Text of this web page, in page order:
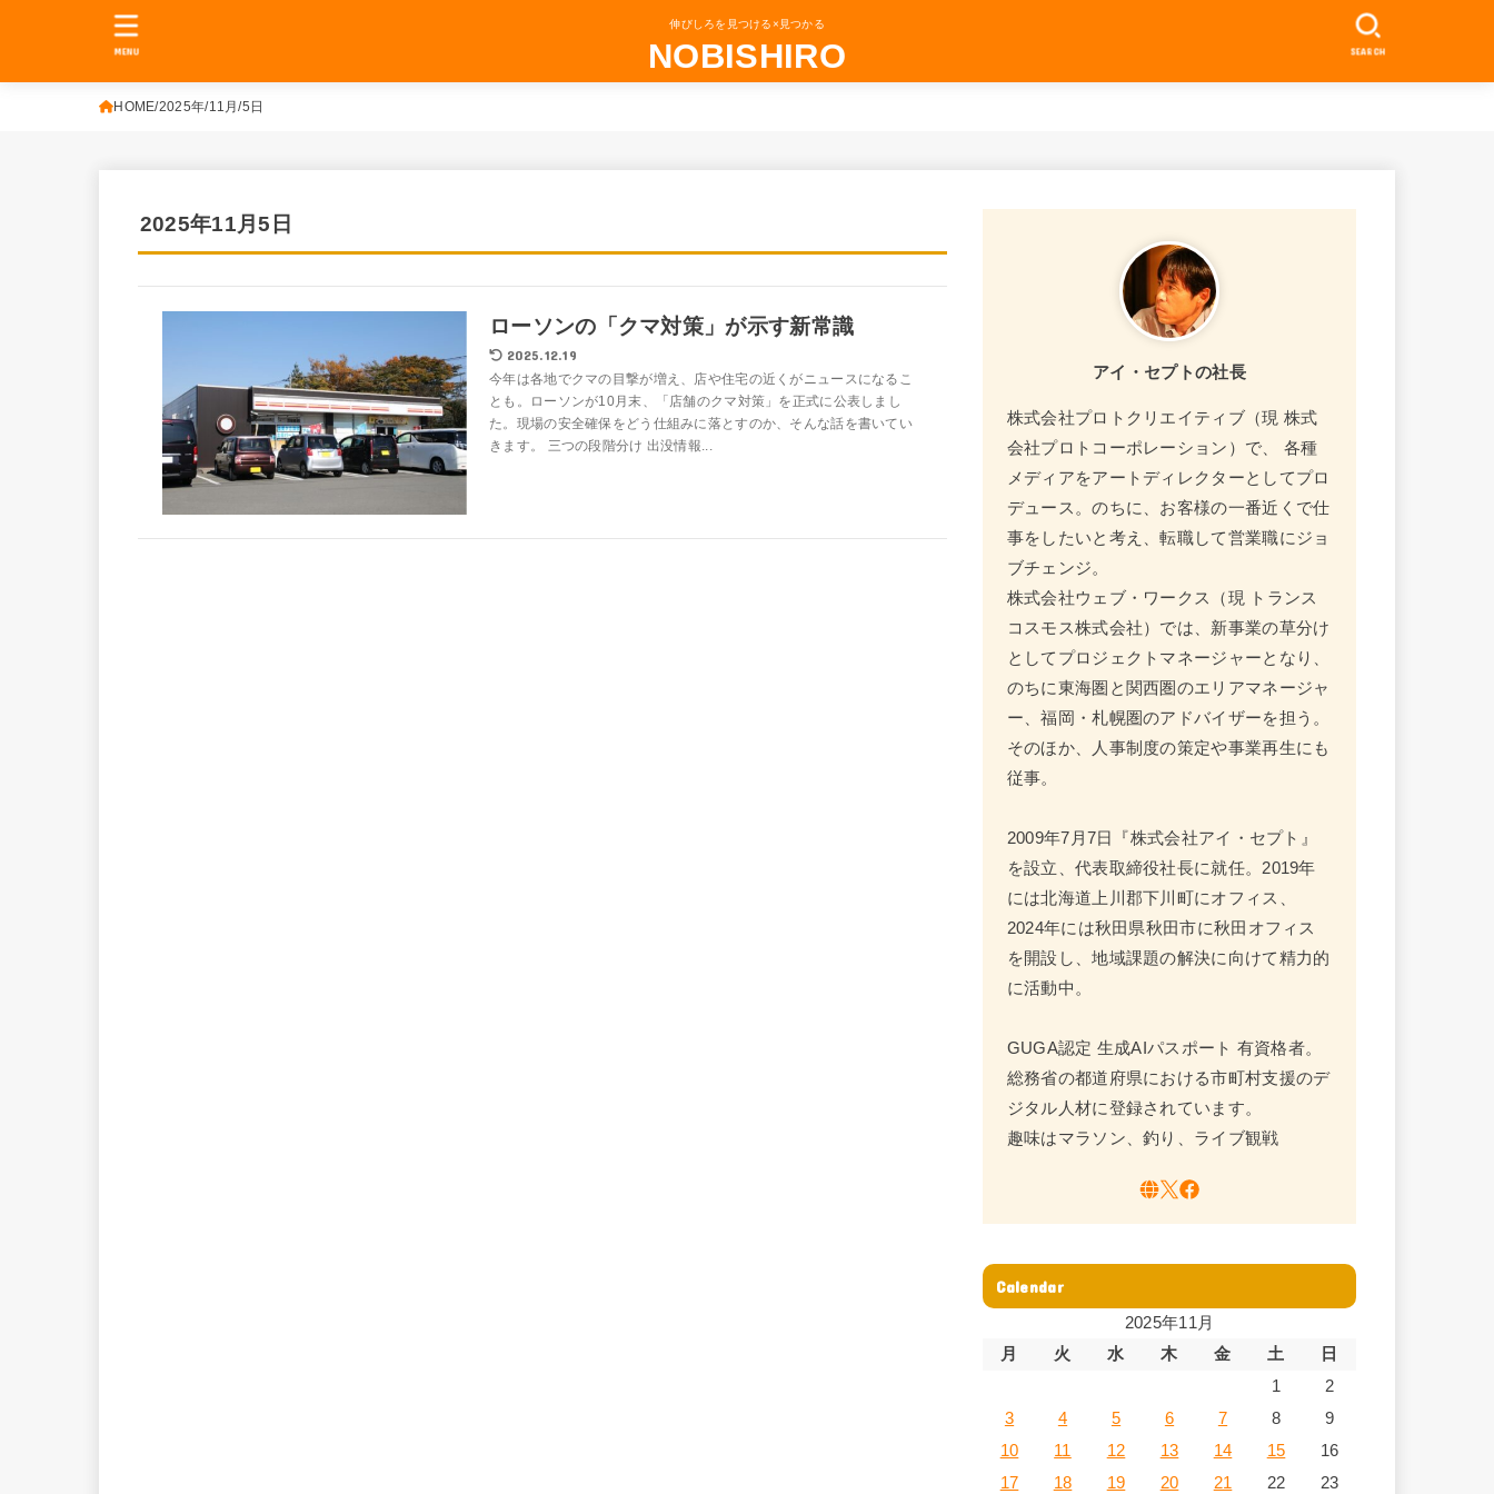
伸びしろを見つける×見つかる
NOBISHIRO SEARCH
MENU
HOME 2025年 11月 5日
2025年11月5日
ローソンの「クマ対策」が示す新常識
2025.12.19
今年は各地でクマの目撃が増え、店や住宅の近くがニュースになるこ
とも。ローソンが10月末、「店舗のクマ対策」を正式に公表しまし
た。現場の安全確保をどう仕組みに落とすのか、そんな話を書いてい
きます。 三つの段階分け 出没情報...
アイ・セプトの社長
株式会社プロトクリエイティブ（現 株式
会社プロトコーポレーション）で、 各種
メディアをアートディレクターとしてプロ
デュース。のちに、お客様の一番近くで仕
事をしたいと考え、転職して営業職にジョ
ブチェンジ。
株式会社ウェブ・ワークス（現 トランス
コスモス株式会社）では、新事業の草分け
としてプロジェクトマネージャーとなり、
のちに東海圏と関西圏のエリアマネージャ
ー、福岡・札幌圏のアドバイザーを担う。
そのほか、人事制度の策定や事業再生にも
従事。
2009年7月7日『株式会社アイ・セプト』
を設立、代表取締役社長に就任。2019年
には北海道上川郡下川町にオフィス、
2024年には秋田県秋田市に秋田オフィス
を開設し、地域課題の解決に向けて精力的
に活動中。
GUGA認定 生成AIパスポート 有資格者。
総務省の都道府県における市町村支援のデ
ジタル人材に登録されています。
趣味はマラソン、釣り、ライブ観戦
Calendar
2025年11月
月
火 水 木 金 土
日
1
2
3
4 5 6 7 8
9
10
11 12 13 14 15
16
17
18 19 20 21 22 23